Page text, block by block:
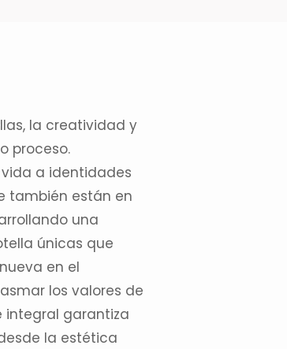
, la creatividad y
proceso.
a identidades
también están en
una
únicas que
en el
los valores de
integral garantiza
la estética